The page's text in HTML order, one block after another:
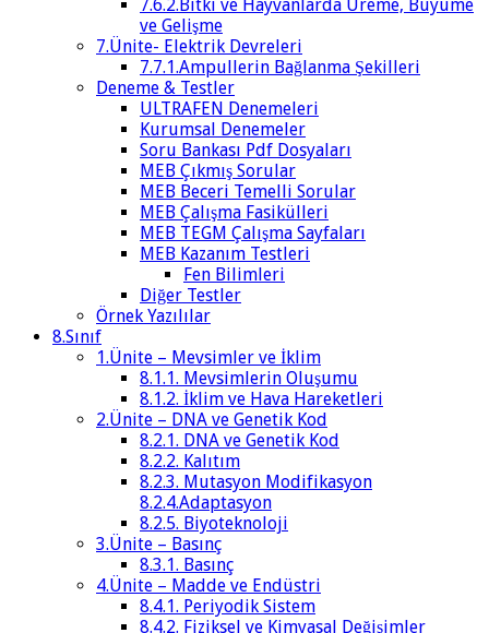
7.6.2.Bitki ve Hayvanlarda Üreme, Büyüme
ve Gelişme
7.Ünite- Elektrik Devreleri
7.7.1.Ampullerin Bağlanma Şekilleri
Deneme & Testler
ULTRAFEN Denemeleri
Kurumsal Denemeler
Soru Bankası Pdf Dosyaları
MEB Çıkmış Sorular
MEB Beceri Temelli Sorular
MEB Çalışma Fasikülleri
MEB TEGM Çalışma Sayfaları
MEB Kazanım Testleri
Fen Bilimleri
Diğer Testler
Örnek Yazılılar
8.Sınıf
1.Ünite – Mevsimler ve İklim
8.1.1. Mevsimlerin Oluşumu
8.1.2. İklim ve Hava Hareketleri
2.Ünite – DNA ve Genetik Kod
8.2.1. DNA ve Genetik Kod
8.2.2. Kalıtım
8.2.3. Mutasyon Modifikasyon
8.2.4.Adaptasyon
8.2.5. Biyoteknoloji
3.Ünite – Basınç
8.3.1. Basınç
4.Ünite – Madde ve Endüstri
8.4.1. Periyodik Sistem
8.4.2. Fiziksel ve Kimyasal Değişimler